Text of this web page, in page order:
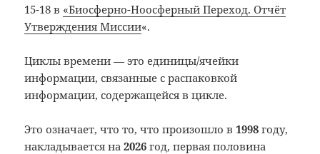
15-18 в «Биосферно-Ноосферный Переход. Отчёт
Утверждения Миссии«.
Циклы времени — это единицы/ячейки
информации, связанные с распаковкой
информации, содержащейся в цикле.
Это означает, что то, что произошло в1998году,
накладывается на2026 год, первая половина